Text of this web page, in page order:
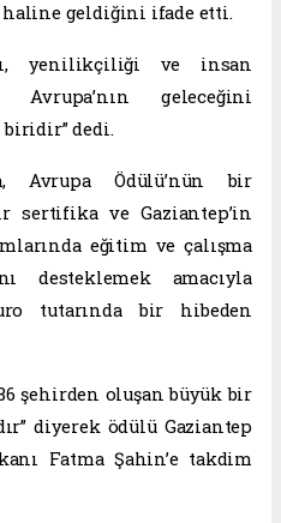
geldiğini ifade etti.
yenilikçiliği ve insan
Avrupa’nın geleceğini
dedi.
Avrupa Ödülü’nün bir
sertifika ve Gaziantep’in
eğitim ve çalışma
desteklemek amacıyla
tutarında bir hibeden
şehirden oluşan büyük bir
diyerek ödülü Gaziantep
Fatma Şahin’e takdim